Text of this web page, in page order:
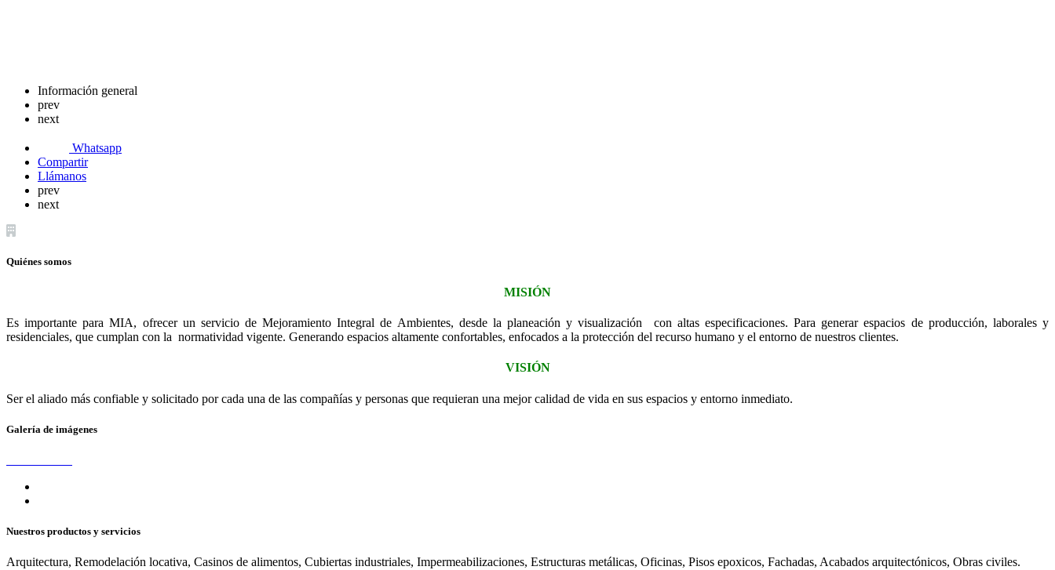
Información general
prev
next
Whatsapp
Compartir
Llámanos
prev
next
Quiénes somos
MISIÓN
Es importante para MIA, ofrecer un servicio de Mejoramiento Integral de Ambientes, desde la planeación y visualización con altas especificaciones. Para generar espacios de producción, laborales y
residenciales, que cumplan con la normatividad vigente. Generando espacios altamente confortables, enfocados a la protección del recurso humano y el entorno de nuestros clientes.
VISIÓN
Ser el aliado más confiable y solicitado por cada una de las compañías y personas que requieran una mejor calidad de vida en sus espacios y entorno inmediato.
Galería de imágenes
Nuestros productos y servicios
Arquitectura, Remodelación locativa, Casinos de alimentos, Cubiertas industriales, Impermeabilizaciones, Estructuras metálicas, Oficinas, Pisos epoxicos, Fachadas, Acabados arquitectónicos, Obras civiles.